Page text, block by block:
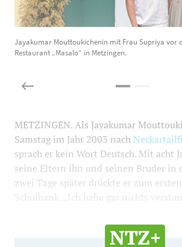
Jayakumar Mouttoukichenin mit Frau Supriya vor
Restaurant „Masalo“ in Metzingen.
METZINGEN. Als Jayakumar
Samstag im Jahr 2003 nach
sprach er kein Wort Deutsch. Mit acht
seine Eltern ihn und seinen Bruder in
zwei Tage später drückte er zum
Schulbank. „Ich habe gar nichts